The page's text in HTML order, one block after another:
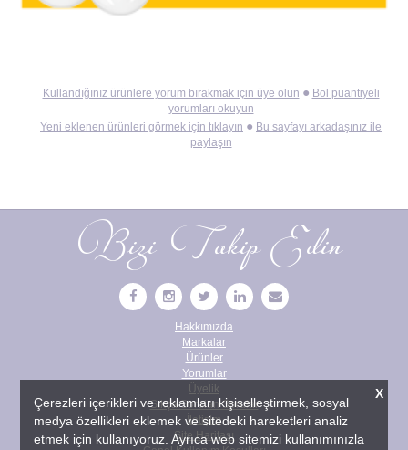
Kullandığınız ürünlere yorum bırakmak için üye olun ● Bol puantiyeli
yorumları okuyun
Yeni eklenen ürünleri görmek için tıklayın ● Bu sayfayı arkadaşınız ile
paylaşın
Bizi Takip Edin
Hakkımızda
Markalar
Ürünler
Yorumlar
Üyelik
Sıkça Sorulan Sorular
İletişim
Site Haritası
X
Çerezleri içerikleri ve reklamları kişiselleştirmek, sosyal
medya özellikleri eklemek ve sitedeki hareketleri analiz
etmek için kullanıyoruz. Ayrıca web sitemizi kullanımınızla